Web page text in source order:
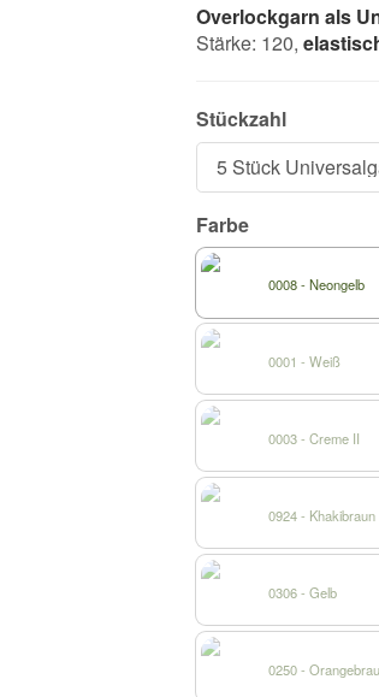
Overlockgarn als
Stärke: 120,
Stückzahl
Farbe
0008 - Neongelb
0001 - Weiß
0003 - Creme II
0924 - Khakibraun
0306 - Gelb
0250 -